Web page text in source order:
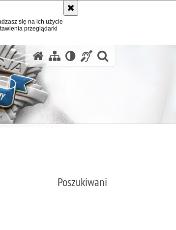
się na ich użycie
przeglądarki
Poszukiwani